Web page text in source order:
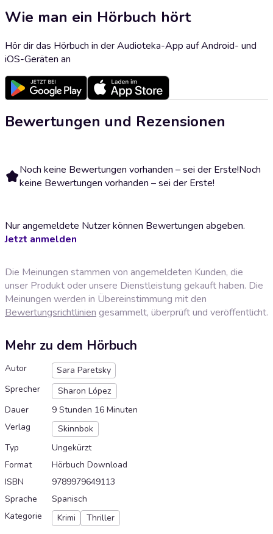
Wie man ein Hörbuch hört
Hör dir das Hörbuch in der Audioteka-App auf Android- und
iOS-Geräten an
Bewertungen und Rezensionen
Noch keine Bewertungen vorhanden – sei der Erste!Noch
keine Bewertungen vorhanden – sei der Erste!
Nur angemeldete Nutzer können Bewertungen abgeben.
Jetzt anmelden
Die Meinungen stammen von angemeldeten Kunden, die
unser Produkt oder unsere Dienstleistung gekauft haben. Die
Meinungen werden in Übereinstimmung mit den
Bewertungsrichtlinien gesammelt, überprüft und veröffentlicht.
Mehr zu dem Hörbuch
Autor
Sara Paretsky
Sprecher
Sharon López
Dauer
9 Stunden 16 Minuten
Verlag
Skinnbok
Typ
Ungekürzt
Format
Hörbuch Download
ISBN
9789979649113
Sprache
Spanisch
Kategorie
Krimi Thriller